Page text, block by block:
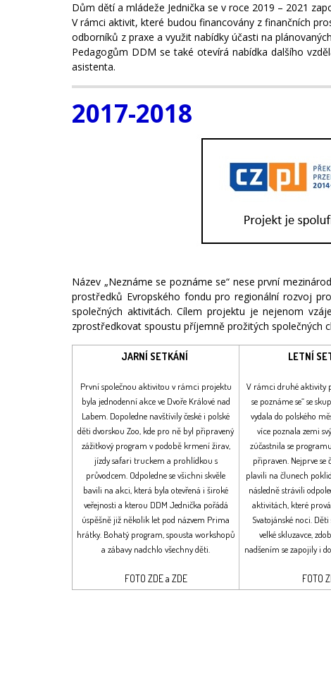
Dům dětí a mládeže Jednička se v roce 2019 – 2021
V rámci aktivit, které budou financovány z finančních
odborníků z praxe a využit nabídky účasti na
Pedagogům DDM se také otevírá nabídka dalšího
asistenta.
2017-2018
Název „Neznáme se poznáme se“ nese první
prostředků Evropského fondu pro regionální rozvoj
společných aktivitách. Cílem projektu je nejenom
zprostředkovat spoustu příjemně prožitých společných
JARNÍ SETKÁNÍ
První společnou aktivitou v rámci projektu
byla jednodenní akce ve Dvoře Králové nad
Labem. Dopoledne navštívily české i polské
děti dvorskou Zoo, kde pro ně byl připravený
zážitkový program v podobě krmení žirav,
jízdy safari truckem a prohlídkou s
průvodcem. Odpoledne se všichni skvěle
bavili na akci, která byla otevřená i široké
veřejnosti a kterou DDM Jednička pořádá
úspěšně již několik let pod názvem Prima
hrátky. Bohatý program, spousta workshopů
a zábavy nadchlo všechny děti.
FOTO ZDEa ZDE
LETNÍ
V rámci druhé aktivity
se poznáme se“ se
vydala do polského
více poznala zemi
zúčastnila se
připraven. Nejprve se
plavili na člunech
následně strávili
aktivitách, které
Svatojánské noci.
velké skluzavce,
nadšením se zapojily i
FOTO